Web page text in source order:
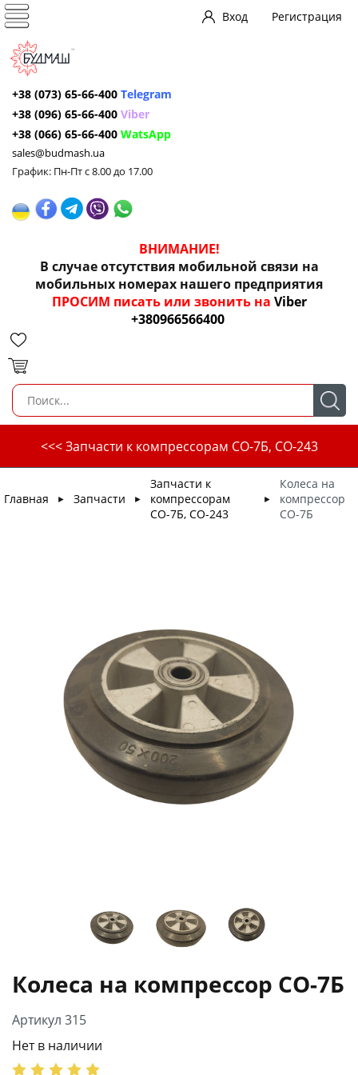
Вход Регистрация
+38 (073) 65-66-400 Telegram
+38 (096) 65-66-400 Viber
+38 (066) 65-66-400 WatsApp
sales@budmash.ua
График: Пн-Пт с 8.00 до 17.00
ВНИМАНИЕ!
В случае отсутствия мобильной связи на
мобильных номерах нашего предприятия
ПРОСИМ писать или звонить на Viber
+380966566400
<<< Запчасти к компрессорам СО-7Б, СО-243
Главная ► Запчасти ►
Запчасти к
компрессорам
СО-7Б, СО-243
►
Колеса на
компрессор
СО-7Б
Колеса на компрессор СО-7Б
Артикул 315
Нет в наличии